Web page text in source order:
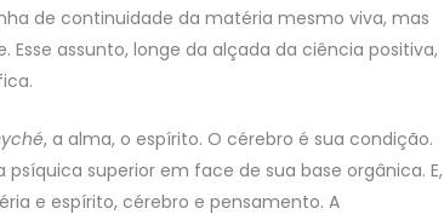
de continuidade da matéria mesmo viva, mas
assunto, longe da alçada da ciência positiva,
, a alma, o espírito. O cérebro é sua condição.
superior em face de sua base orgânica. E,
e espírito, cérebro e pensamento. A